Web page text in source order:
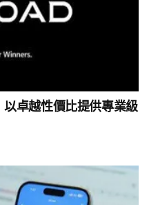
卓越性價比提供專業級